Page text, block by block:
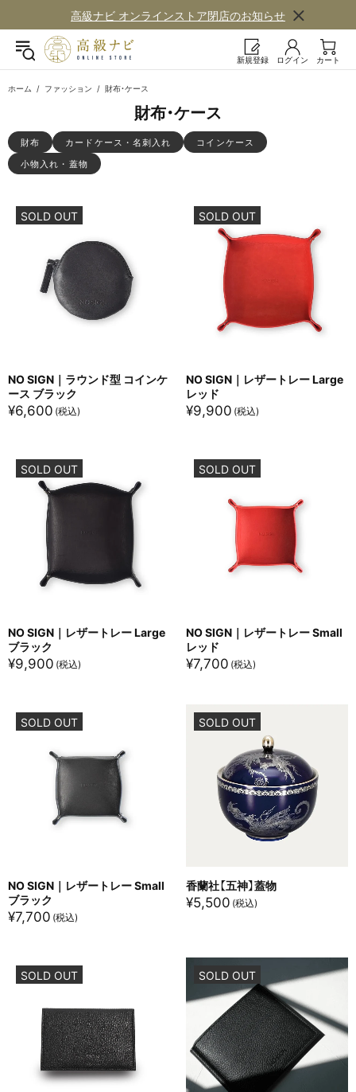
高級ナビ オンラインストア閉店の​お知らせ
新規登録 ログイン カート
ホーム ファッション 財布・ケース
財布・​ケース
財布 カードケース・​名刺入れ
コインケース
小物入れ・蓋物
SOLD OUT
NO SIGN｜ラウンド型 コインケ
ース ブラック
¥6,600
SOLD OUT
NO SIGN｜レザートレー Large
レッド
¥9,900
SOLD OUT
NO SIGN｜レザートレー Large
ブラック
¥9,900
SOLD OUT
NO SIGN｜レザートレー Small
レッド
¥7,700
SOLD OUT
NO SIGN｜レザートレー Small
ブラック
¥7,700
SOLD OUT
香蘭社【五神】蓋物
¥5,500
SOLD OUT SOLD OUT